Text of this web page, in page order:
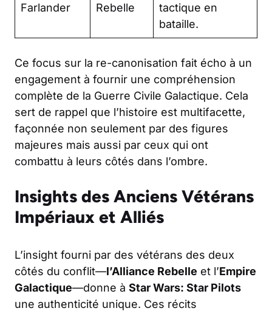
Farlander
Rebelle
tactique en
bataille.
Ce focus sur la re-canonisation fait écho à un
engagement à fournir une compréhension
complète de la Guerre Civile Galactique. Cela
sert de rappel que l’histoire est multifacette,
façonnée non seulement par des figures
majeures mais aussi par ceux qui ont
combattu à leurs côtés dans l’ombre.
Insights des Anciens Vétérans
Impériaux et Alliés
L’insight fourni par des vétérans des deux
côtés du conflit—l’Alliance Rebelle et l’Empire
Galactique—donne à Star Wars: Star Pilots
une authenticité unique. Ces récits